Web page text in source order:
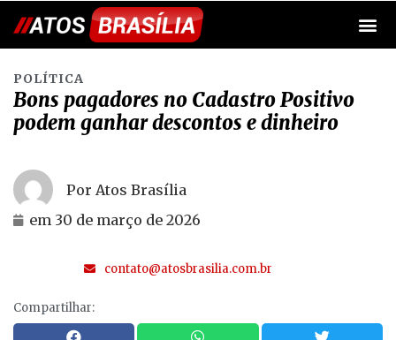
POLÍTICA
Bons pagadores no Cadastro Positivo
podem ganhar descontos e dinheiro
Por Atos Brasília
em 30 de março de 2026
contato@atosbrasilia.com.br
Compartilhar: